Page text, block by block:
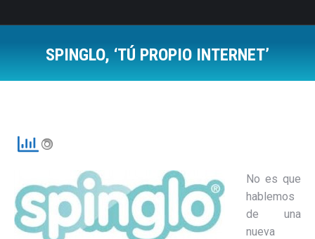
SPINGLO, ‘TÚ PROPIO INTERNET’
No es que
hablemos
de una
nueva